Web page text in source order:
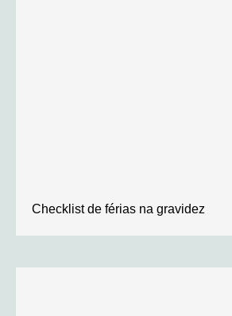
Checklist de férias na gravidez